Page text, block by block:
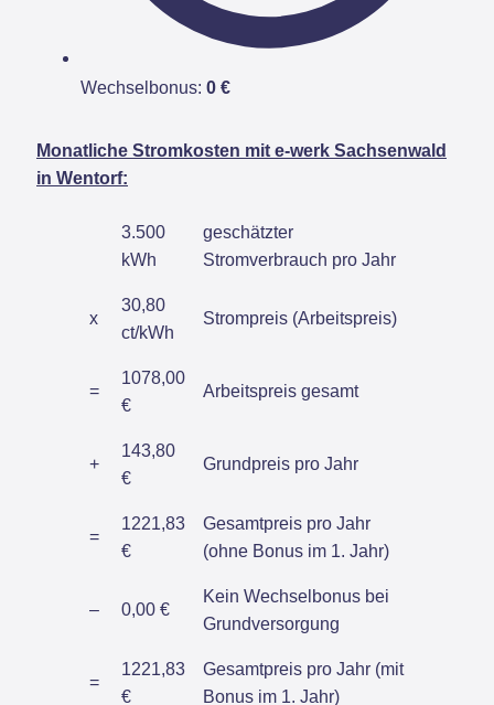
Wechselbonus: 0 €
Monatliche Stromkosten mit e-werk Sachsenwald
in Wentorf:
3.500
kWh
geschätzter
Stromverbrauch pro Jahr
x
30,80
ct/kWh
Strompreis (Arbeitspreis)
=
1078,00
€
Arbeitspreis gesamt
+
143,80
€
Grundpreis pro Jahr
=
1221,83
€
Gesamtpreis pro Jahr
(ohne Bonus im 1. Jahr)
– 0,00 €
Kein Wechselbonus bei
Grundversorgung
=
1221,83
€
Gesamtpreis pro Jahr (mit
Bonus im 1. Jahr)